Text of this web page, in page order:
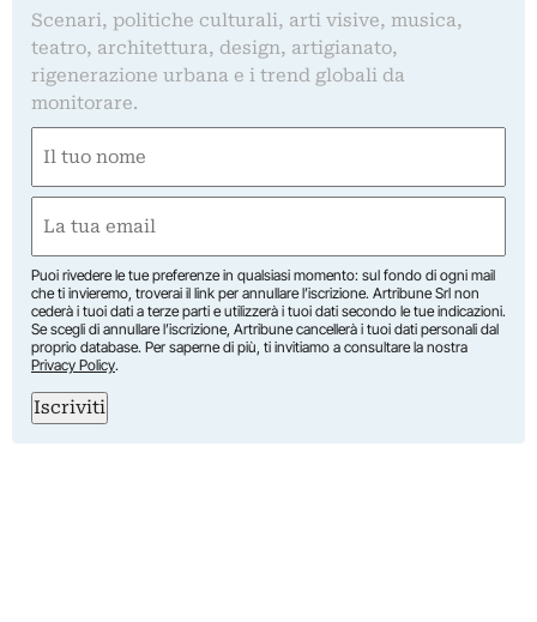
Scenari, politiche culturali, arti visive, musica,
teatro, architettura, design, artigianato,
rigenerazione urbana e i trend globali da
monitorare.
(Required)
First
(Required)
Puoi rivedere le tue preferenze in qualsiasi momento: sul fondo di ogni mail
che ti invieremo, troverai il link per annullare l’iscrizione. Artribune Srl non
cederà i tuoi dati a terze parti e utilizzerà i tuoi dati secondo le tue indicazioni.
Se scegli di annullare l’iscrizione, Artribune cancellerà i tuoi dati personali dal
proprio database. Per saperne di più, ti invitiamo a consultare la nostra
Privacy Policy.
Iscriviti